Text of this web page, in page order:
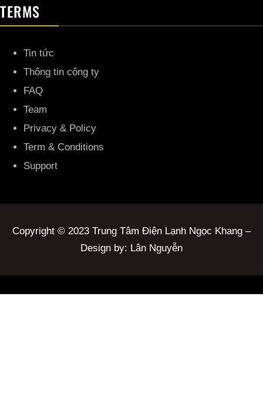
TERMS
Tin tức
Thông tin công ty
FAQ
Team
Privacy & Policy
Term & Conditions
Support
Copyright © 2023 Trung Tâm Điện Lạnh Ngọc Khang –
Design by: Lân Nguyễn